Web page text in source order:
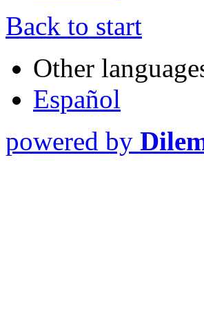
Back to start
Other
Español
powered by